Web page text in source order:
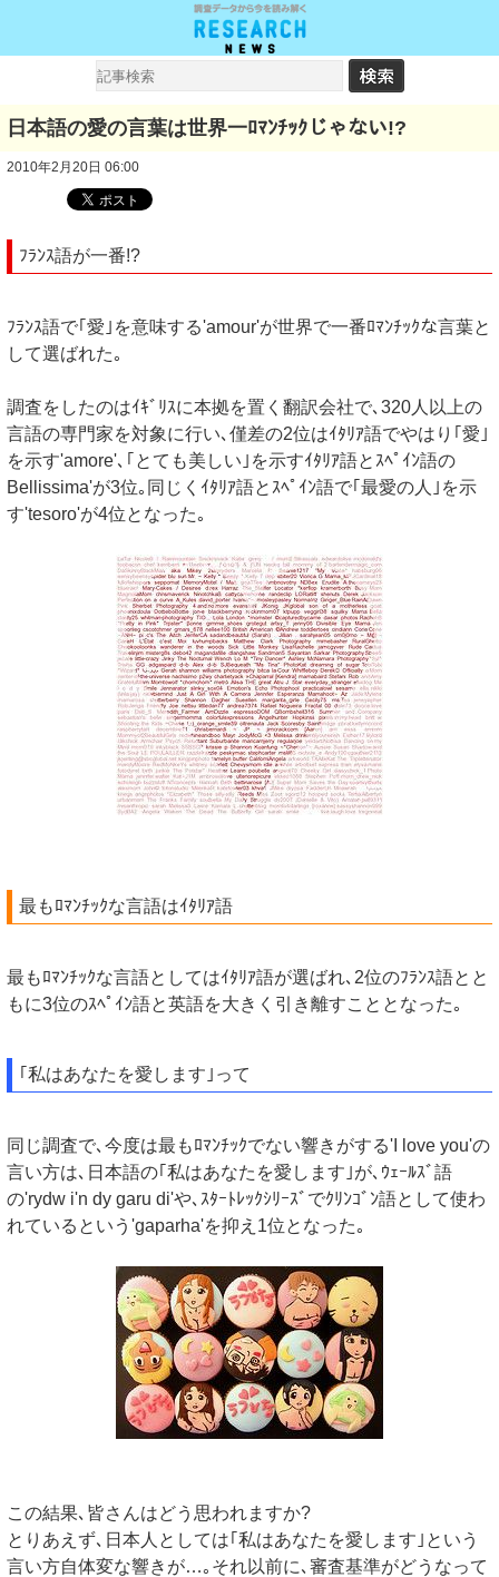
日本語の愛の言葉は世界一ﾛﾏﾝﾁｯｸじゃない!?
2010年2月20日 06:00
ﾌﾗﾝｽ語が一番!?
ﾌﾗﾝｽ語で｢愛｣を意味する'amour'が世界で一番ﾛﾏﾝﾁｯｸな言葉と
して選ばれた｡
調査をしたのはｲｷﾞﾘｽに本拠を置く翻訳会社で､320人以上の
言語の専門家を対象に行い､僅差の2位はｲﾀﾘｱ語でやはり｢愛｣
を示す'amore'､｢とても美しい｣を示すｲﾀﾘｱ語とｽﾍﾟｲﾝ語の
Bellissima'が3位｡同じくｲﾀﾘｱ語とｽﾍﾟｲﾝ語で｢最愛の人｣を示
す'tesoro'が4位となった｡
最もﾛﾏﾝﾁｯｸな言語はｲﾀﾘｱ語
最もﾛﾏﾝﾁｯｸな言語としてはｲﾀﾘｱ語が選ばれ､2位のﾌﾗﾝｽ語とと
もに3位のｽﾍﾟｲﾝ語と英語を大きく引き離すこととなった｡
｢私はあなたを愛します｣って
同じ調査で､今度は最もﾛﾏﾝﾁｯｸでない響きがする'I love you'の
言い方は､日本語の｢私はあなたを愛します｣が､ｳｪｰﾙｽﾞ語
の'rydw i'n dy garu di'や､ｽﾀｰﾄﾚｯｸｼﾘｰｽﾞでｸﾘﾝｺﾞﾝ語として使わ
れているという'gaparha'を抑え1位となった｡
この結果､皆さんはどう思われますか?
とりあえず､日本人としては｢私はあなたを愛します｣という
言い方自体変な響きが…｡それ以前に､審査基準がどうなって